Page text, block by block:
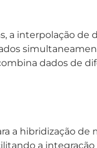
a interpolação de
dados de
a hibridização de
a integração